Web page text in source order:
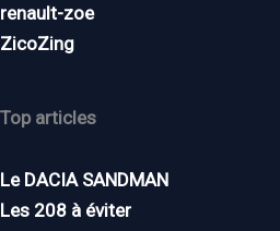
renault-zoe
ZicoZing
Top articles
Le DACIA SANDMAN
Les 208 à éviter